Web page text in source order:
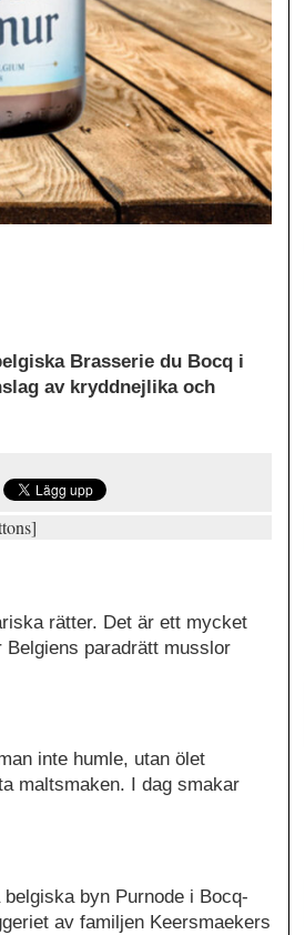
Brasserie du Bocq i
av kryddnejlika och
rätter. Det är ett mycket
paradrätt musslor
inte humle, utan ölet
maltsmaken. I dag smakar
byn Purnode i Bocq-
av familjen Keersmaekers